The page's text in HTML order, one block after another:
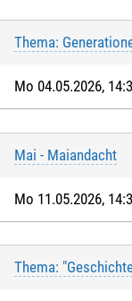
Thema:
Mo 04.05.2026,
Mai - Maiandacht
Mo 11.05.2026,
Thema: